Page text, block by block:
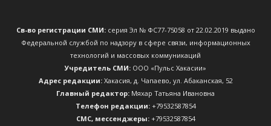
Св-во регистрации СМИ:серия Эл № ФС77-75058 от 22.02.2019 выдано
Федеральной службой по надзору в сфере связи, информационных
технологий и массовых коммуникаций
Учредитель СМИ: ООО «Пульс Хакасии»
Адрес редакции:Хакасия, д. Чапаево, ул. Абаканская, 52
Главный редактор: Мяхар Татьяна Ивановна
Телефон редакции:+79532587854
CМС, мессенджеры:+79532587854